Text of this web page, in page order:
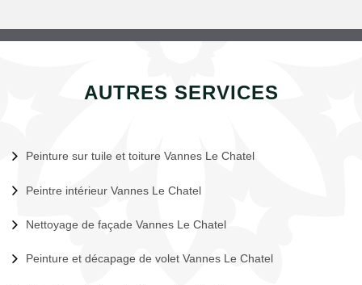
AUTRES SERVICES
Peinture sur tuile et toiture Vannes Le Chatel
Peintre intérieur Vannes Le Chatel
Nettoyage de façade Vannes Le Chatel
Peinture et décapage de volet Vannes Le Chatel